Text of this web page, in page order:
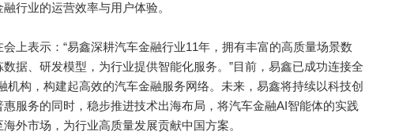
行业的运营效率与用户体验。
表示：“易鑫深耕汽车金融行业11年，拥有丰富的高质量场景数
据、研发模型，为行业提供智能化服务。”目前，易鑫已成功连接全
机构，构建起高效的汽车金融服务网络。未来，易鑫将持续以科技创
服务的同时，稳步推进技术出海布局，将汽车金融AI智能体的实践
外市场，为行业高质量发展贡献中国方案。